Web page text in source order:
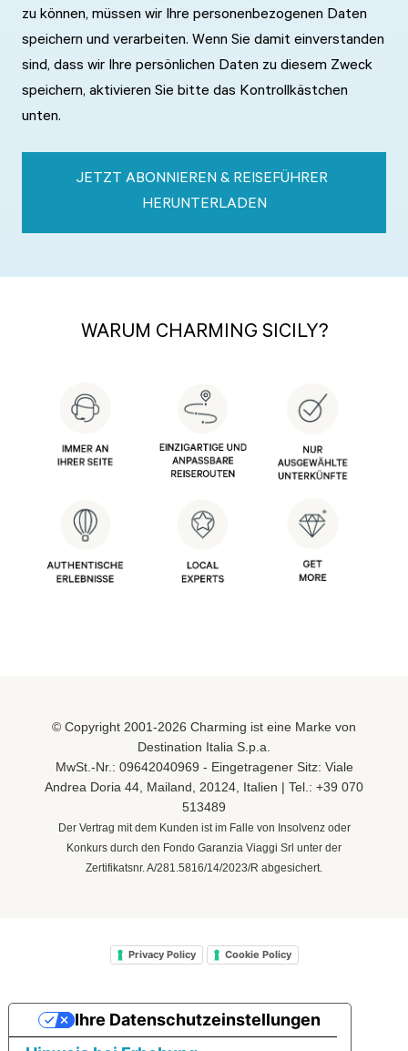
zu können, müssen wir Ihre personenbezogenen Daten
speichern und verarbeiten. Wenn Sie damit einverstanden
sind, dass wir Ihre persönlichen Daten zu diesem Zweck
speichern, aktivieren Sie bitte das Kontrollkästchen
unten.
WARUM CHARMING SICILY?
© Copyright 2001-2026 Charming ist eine Marke von
Destination Italia S.p.a.
MwSt.-Nr.: 09642040969 - Eingetragener Sitz: Viale
Andrea Doria 44, Mailand, 20124, Italien | Tel.: +39 070
513489
Der Vertrag mit dem Kunden ist im Falle von Insolvenz oder
Konkurs durch den Fondo Garanzia Viaggi Srl unter der
Zertifikatsnr. A/281.5816/14/2023/R abgesichert.
Privacy Policy Cookie Policy
Ihre Datenschutzeinstellungen